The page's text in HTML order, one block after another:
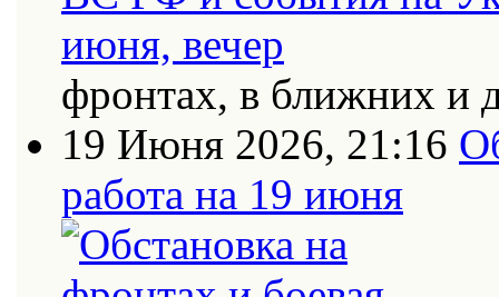
фронтах, в ближних и
19 Июня 2026, 21:16
работа на 19 июня